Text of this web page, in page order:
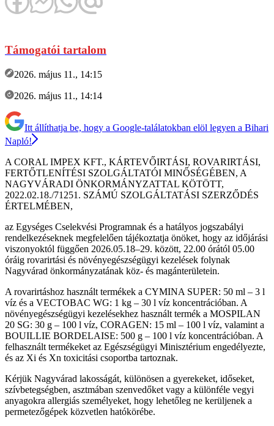
Támogatói tartalom
2026. május 11., 14:15
2026. május 11., 14:14
Itt állíthatja be, hogy a Google-találatokban elöl legyen a Bihari
Napló!
A CORAL IMPEX KFT., KÁRTEVŐIRTÁSI, ROVARIRTÁSI,
FERTŐTLENÍTÉSI SZOLGÁLTATÓI MINŐSÉGÉBEN, A
NAGYVÁRADI ÖNKORMÁNYZATTAL KÖTÖTT,
2022.02.18./71251. SZÁMÚ SZOLGÁLTATÁSI SZERZŐDÉS
ÉRTELMÉBEN,
az Egységes Cselekvési Programnak és a hatályos jogszabályi
rendelkezéseknek megfelelően tájékoztatja önöket, hogy az időjárási
viszonyoktól függően 2026.05.18–29. között, 22.00 órától 05.00
óráig rovarirtási és növényegészségügyi kezelések folynak
Nagyvárad önkormányzatának köz- és magánterületein.
A rovarirtáshoz használt termékek a CYMINA SUPER: 50 ml – 3 l
víz és a VECTOBAC WG: 1 kg – 30 l víz koncentrációban. A
növényegészségügyi kezelésekhez használt termék a MOSPILAN
20 SG: 30 g – 100 l víz, CORAGEN: 15 ml – 100 l víz, valamint a
BOUILLIE BORDELAISE: 500 g – 100 l víz koncentrációban. A
felhasznált termékeket az Egészségügyi Minisztérium engedélyezte,
és az Xi és Xn toxicitási csoportba tartoznak.
Kérjük Nagyvárad lakosságát, különösen a gyerekeket, időseket,
szívbetegségben, asztmában szenvedőket vagy a különféle vegyi
anyagokra allergiás személyeket, hogy lehetőleg ne kerüljenek a
permetezőgépek közvetlen hatókörébe.